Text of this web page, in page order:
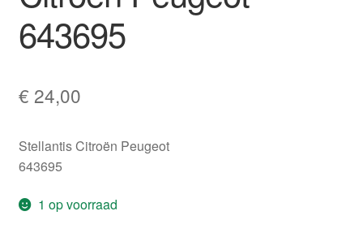
643695
€ 24,00
Stellantis Citroën Peugeot
643695
1 op voorraad